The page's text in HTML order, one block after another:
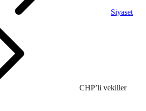
Siyaset
CHP’li vekiller